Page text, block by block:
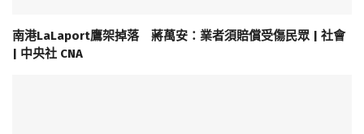
南港LaLaport鷹架掉落 蔣萬安：業者須賠償受傷民眾 | 社會
| 中央社 CNA